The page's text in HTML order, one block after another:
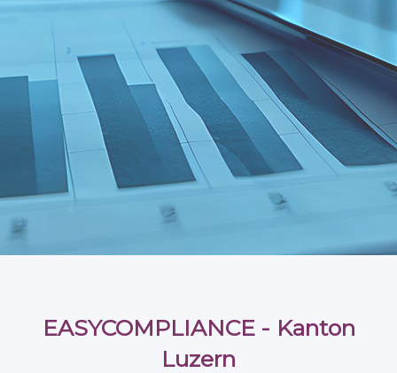
EASYCOMPLIANCE - Kanton
Luzern